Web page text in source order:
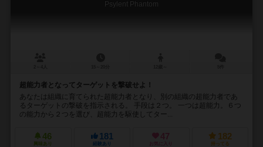
Psylent Phantom
超能力者となってターゲットを撃破せよ！
あなたは組織に育てられた超能力者となり、別の組織の超能力者であ
るターゲットの撃破を指示される。 手段は２つ。 一つは超能力。６つ
の能力から２つを選び、超能力を駆使してター...
46
興味あり
181
経験あり
47
お気に入り
182
持ってる